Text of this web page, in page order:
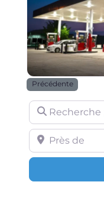
Précédente
Recherche pour
Près de